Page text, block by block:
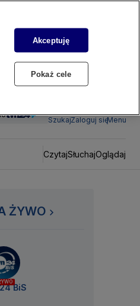
SzukajZaloguj sięMenu
CzytajSłuchajOglądaj
ŻYWO
BiS
Akceptuję
Pokaż cele